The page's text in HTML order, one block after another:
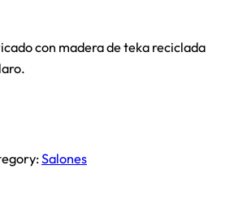
con madera de teka reciclada
Salones